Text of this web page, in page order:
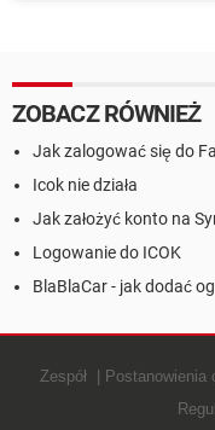
ZOBACZ RÓWNIEŻ
Jak zalogować się do
Icok nie działa
Jak założyć konto na
Logowanie do ICOK
BlaBlaCar - jak dodać
Zespół Postanowienia